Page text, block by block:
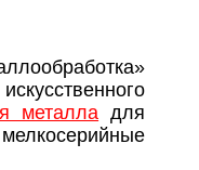
металла для